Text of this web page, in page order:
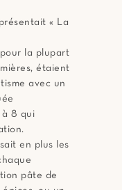
« La
la plupart
étaient
avec un
à 8 qui
en plus les
pâte de